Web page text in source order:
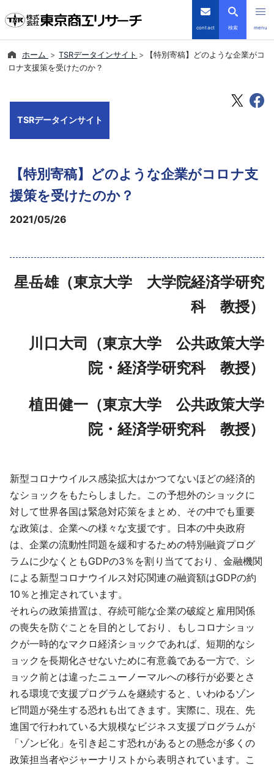
contact 検索 menu
倒産・注目企業情報
会社案内
導入事例
採用情報
English
ホーム TSRデータインサイト
【特別寄稿】どのような企業がコ
ロナ支援策を受けたのか？
TSRデータインサイト
【特別寄稿】どのような企業がコロナ支
援策を受けたのか？
2021/05/26
星岳雄（東京大学 大学院経済学研究
科 教授）
川口大司（東京大学 公共政策大学
院・経済学研究科 教授）
植田健一（東京大学 公共政策大学
院・経済学研究科 教授）
新型コロナウイルス感染拡大はかつてないほどの経済的
なショックをもたらしました。この予想外のショックに
対して世界各国は緊急対応策をまとめ、その中でも重要
な政策は、企業への様々な支援です。日本の中央政府
は、企業の流動性問題を緩和するための特別融資プログ
ラムに少なくともGDPの3％を割り当てており、金融機関
による新型コロナウイルス対応関連の融資額はGDPの約
10％と推定されています。
それらの政策措置は、存続可能な企業の破綻と雇用関係
の喪失を防ぐことを目的としており、もしコロナショッ
クが一時的なマクロ経済ショックであれば、短期的なシ
ョックを長期化させないために有意義である一方で、シ
ョック前とは違ったニューノーマルへの移行が必要とさ
れる環境で支援プログラムを継続すると、いわゆるゾン
ビ問題が発生する恐れも出てきます。実際に、現在、先
進国で行われている大規模なビジネス支援プログラムが
「ゾンビ化」を引き起こす恐れがあるとの懸念が多くの
政策担当者やジャーナリストから表明されています。こ